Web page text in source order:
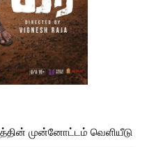
முன்னோட்டம் வெளியீடு